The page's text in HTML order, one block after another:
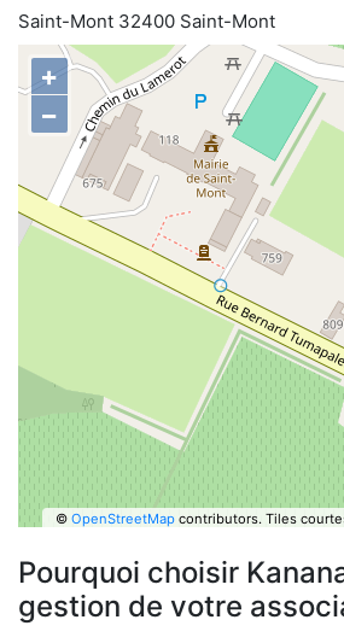
Saint-Mont 32400 Saint-Mont
+
−
© OpenStreetMapcontributors. Tiles
Pourquoi choisir
gestion de votre